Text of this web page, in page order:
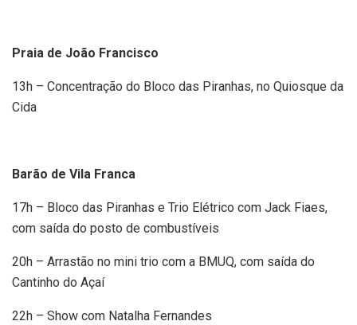
Praia de João Francisco
13h – Concentração do Bloco das Piranhas, no Quiosque da
Cida
Barão de Vila Franca
17h – Bloco das Piranhas e Trio Elétrico com Jack Fiaes,
com saída do posto de combustíveis
20h – Arrastão no mini trio com a BMUQ, com saída do
Cantinho do Açaí
22h – Show com Natalha Fernandes